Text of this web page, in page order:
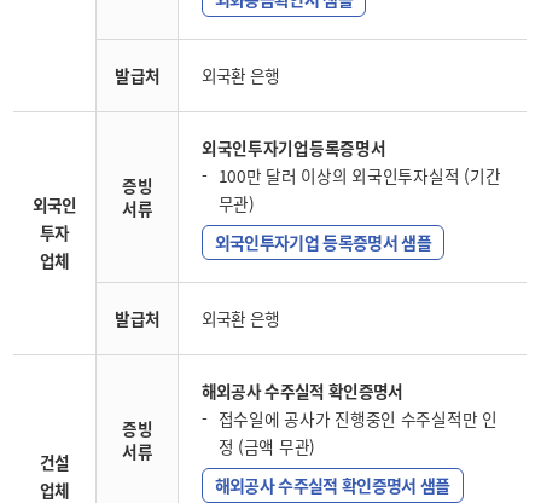
발급처 외국환 은행
외국인
투자
업체
증빙
서류
외국인투자기업등록증명서
100만 달러 이상의 외국인투자실적 (기간
무관)
외국인투자기업 등록증명서 샘플
발급처 외국환 은행
건설
업체
증빙
서류
해외공사 수주실적 확인증명서
접수일에 공사가 진행중인 수주실적만 인
정 (금액 무관)
해외공사 수주실적 확인증명서 샘플